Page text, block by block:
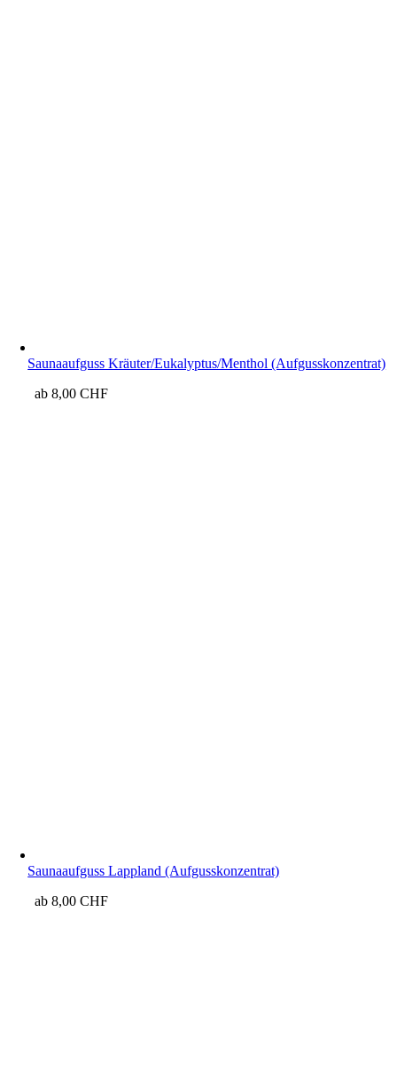
Saunaaufguss Kräuter/Eukalyptus/Menthol (Aufgusskonzentrat)
ab8,00CHF
Saunaaufguss Lappland (Aufgusskonzentrat)
ab8,00CHF